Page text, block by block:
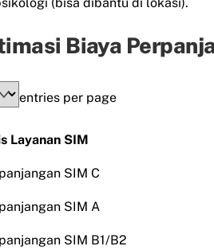
(bisa dibantu di lokasi).
Biaya
entries per page
Layanan SIM
SIM C
SIM A
SIM B1/B2